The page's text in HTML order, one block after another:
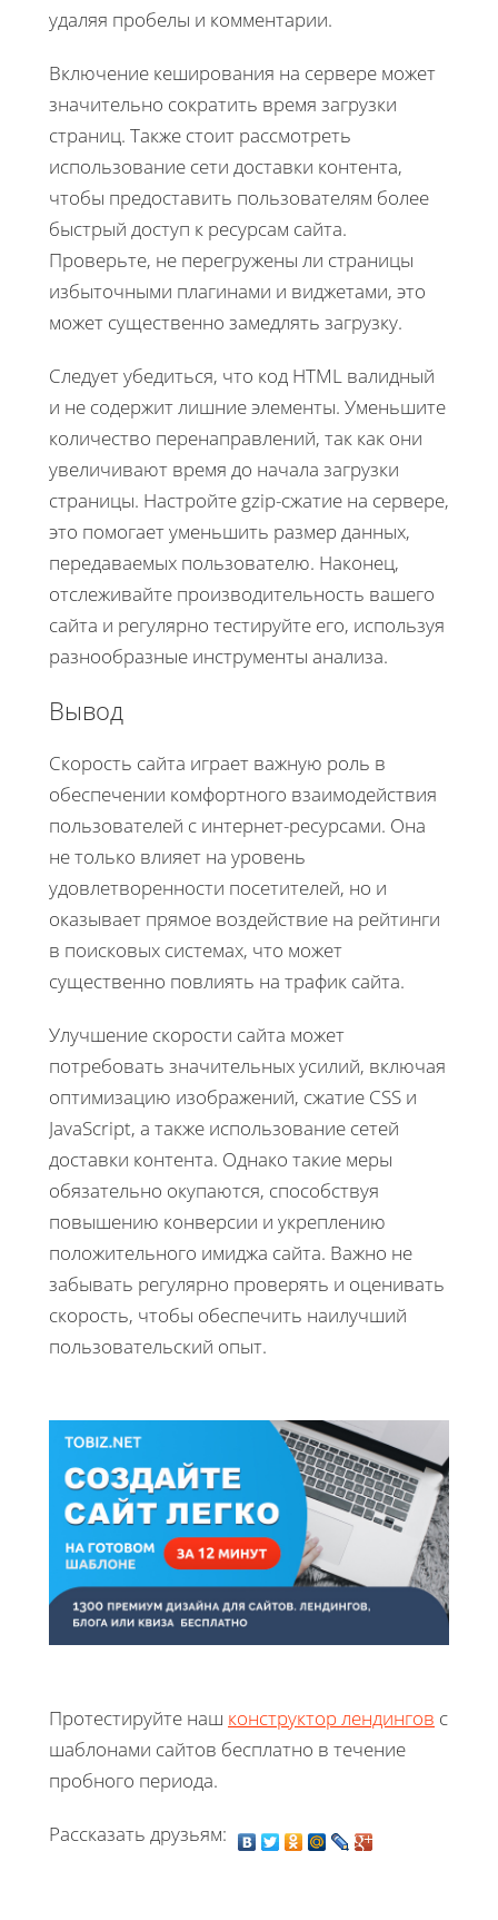
удаляя пробелы и комментарии.
Включение кеширования на сервере может
значительно сократить время загрузки
страниц. Также стоит рассмотреть
использование сети доставки контента,
чтобы предоставить пользователям более
быстрый доступ к ресурсам сайта.
Проверьте, не перегружены ли страницы
избыточными плагинами и виджетами, это
может существенно замедлять загрузку.
Следует убедиться, что код HTML валидный
и не содержит лишние элементы. Уменьшите
количество перенаправлений, так как они
увеличивают время до начала загрузки
страницы. Настройте gzip-сжатие на сервере,
это помогает уменьшить размер данных,
передаваемых пользователю. Наконец,
отслеживайте производительность вашего
сайта и регулярно тестируйте его, используя
разнообразные инструменты анализа.
Вывод
Скорость сайта играет важную роль в
обеспечении комфортного взаимодействия
пользователей с интернет-ресурсами. Она
не только влияет на уровень
удовлетворенности посетителей, но и
оказывает прямое воздействие на рейтинги
в поисковых системах, что может
существенно повлиять на трафик сайта.
Улучшение скорости сайта может
потребовать значительных усилий, включая
оптимизацию изображений, сжатие CSS и
JavaScript, а также использование сетей
доставки контента. Однако такие меры
обязательно окупаются, способствуя
повышению конверсии и укреплению
положительного имиджа сайта. Важно не
забывать регулярно проверять и оценивать
скорость, чтобы обеспечить наилучший
пользовательский опыт.
Протестируйте наш конструктор лендингов с
шаблонами сайтов бесплатно в течение
пробного периода.
Рассказать друзьям: